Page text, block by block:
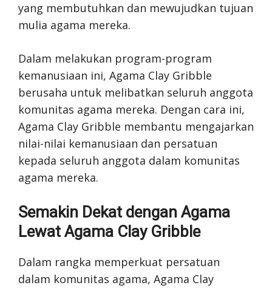
yang membutuhkan dan mewujudkan tujuan
mulia agama mereka.
Dalam melakukan program-program
kemanusiaan ini, Agama Clay Gribble
berusaha untuk melibatkan seluruh anggota
komunitas agama mereka. Dengan cara ini,
Agama Clay Gribble membantu mengajarkan
nilai-nilai kemanusiaan dan persatuan
kepada seluruh anggota dalam komunitas
agama mereka.
Semakin Dekat dengan Agama
Lewat Agama Clay Gribble
Dalam rangka memperkuat persatuan
dalam komunitas agama, Agama Clay